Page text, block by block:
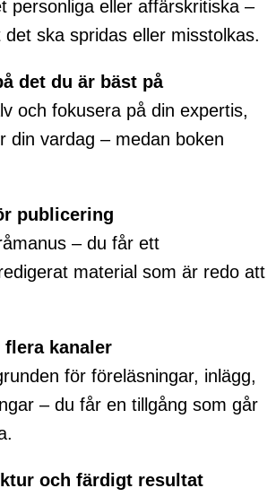
personliga eller affärskritiska –
ska spridas eller misstolkas.
det du är bäst på
och fokusera på din expertis,
din vardag – medan boken
publicering
– du får ett
material som är redo att
kanaler
för föreläsningar, inlägg,
– du får en tillgång som går
och färdigt resultat